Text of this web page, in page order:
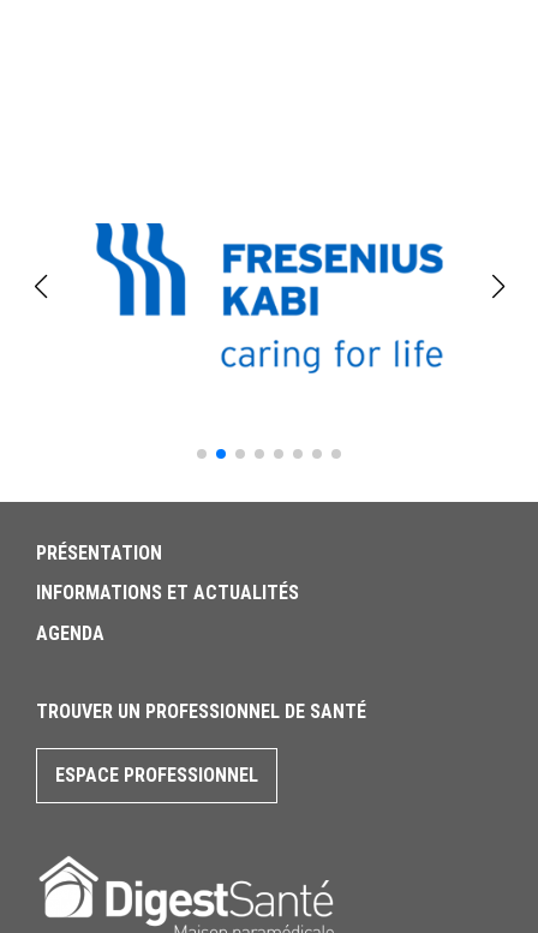
PRÉSENTATION
INFORMATIONS ET ACTUALITÉS
AGENDA
TROUVER UN PROFESSIONNEL DE SANTÉ
ESPACE PROFESSIONNEL